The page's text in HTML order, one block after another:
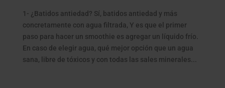
1- ¿Batidos antiedad? Sí, batidos antiedad y más
concretamente con agua filtrada, Y es que el primer
paso para hacer un smoothie es agregar un líquido frío.
En caso de elegir agua, qué mejor opción que un agua
sana, libre de tóxicos y con todas las sales minerales...